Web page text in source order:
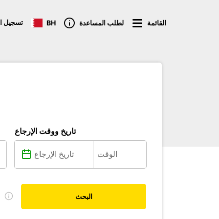
تسجيل BH لطلب المساعدة القائمة
تاريخ ووقت الإرجاع
البحث